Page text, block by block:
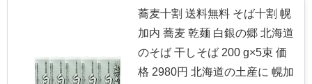
蕎麦十割 送料無料 そば十割 幌
加内 蕎麦 乾麺 白銀の郷 北海道
のそば 干しそば 200 g×5束 価
格 2980円 北海道の土産に 幌加